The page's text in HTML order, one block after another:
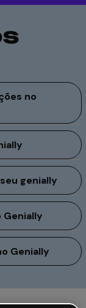
no
genially
Genially